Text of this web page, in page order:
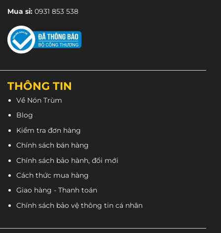
trang
phẩm
Mua sỉ: 0931 853 538
THÔNG TIN
Về Nón Trùm
Blog
Kiểm tra đơn hàng
Chính sách bán hàng
Chính sách bảo hành, đổi mới
Cách thức mua hàng
Giao hàng - Thanh toán
Chính sách bảo vệ thông tin cá nhân